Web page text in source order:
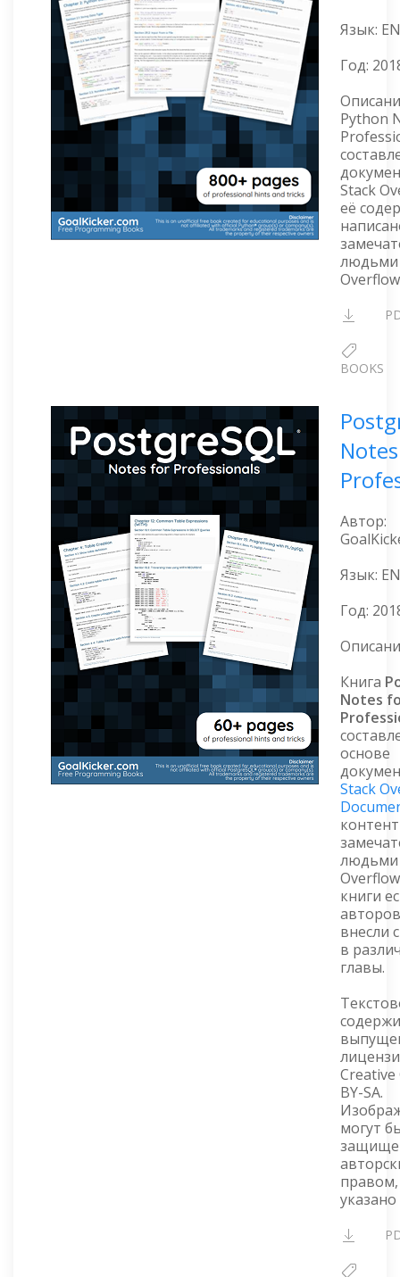
Язык: EN
Год:
Python
Stack
её
людьми
BOOKS
Автор:
Язык: EN
Год:
Книга
Notes
основе
Stack
людьми
книги
внесли
в
главы.
Creative
BY-SA.
могут
правом,